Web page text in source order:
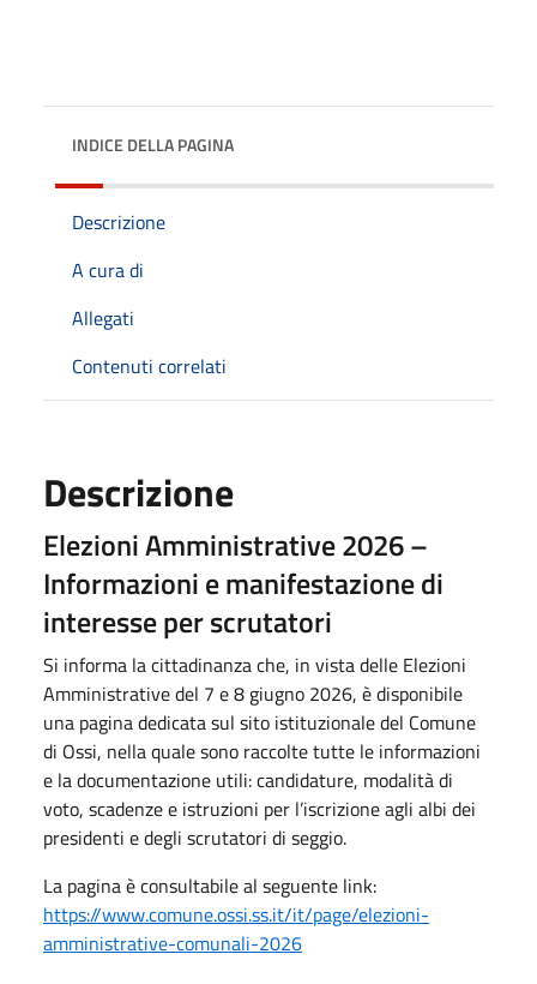
INDICE DELLA PAGINA
Descrizione
A cura di
Allegati
Contenuti correlati
Descrizione
Elezioni Amministrative 2026 –
Informazioni e manifestazione di
interesse per scrutatori
Si informa la cittadinanza che, in vista delle Elezioni
Amministrative del 7 e 8 giugno 2026, è disponibile
una pagina dedicata sul sito istituzionale del Comune
di Ossi, nella quale sono raccolte tutte le informazioni
e la documentazione utili: candidature, modalità di
voto, scadenze e istruzioni per l’iscrizione agli albi dei
presidenti e degli scrutatori di seggio.
La pagina è consultabile al seguente link:
https://www.comune.ossi.ss.it/it/page/elezioni-
amministrative-comunali-2026